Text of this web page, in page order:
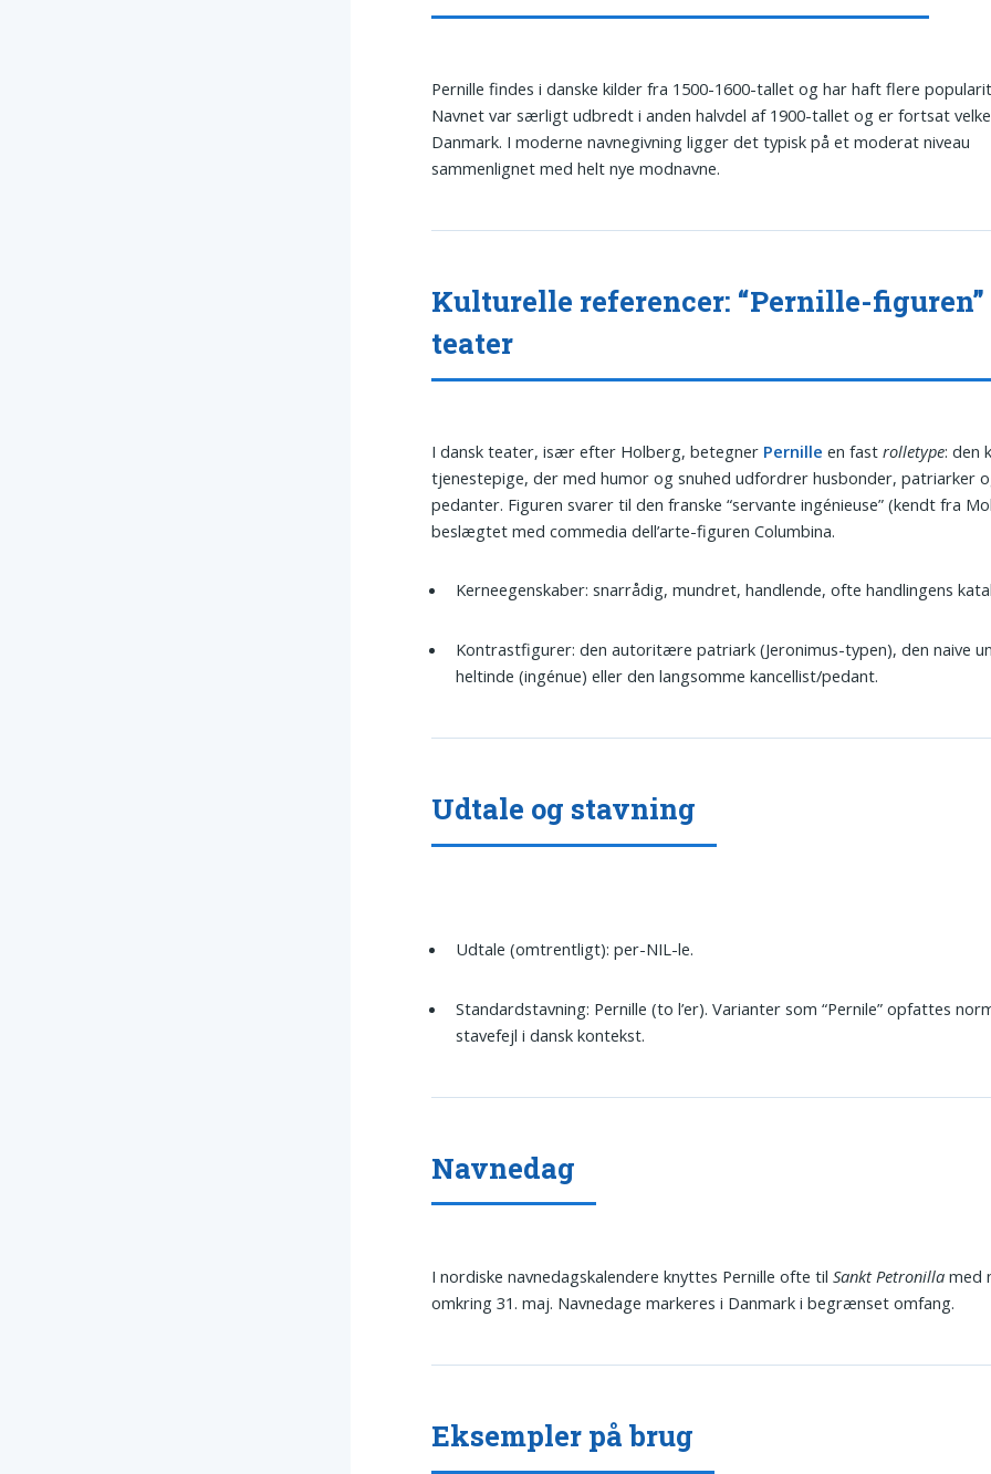
Pernille findes i danske kilder fra 1500-1600-tallet og har haft flere
Navnet var særligt udbredt i anden halvdel af 1900-tallet og er fortsat
Danmark. I moderne navnegivning ligger det typisk på et moderat niveau
sammenlignet med helt nye modnavne.
Kulturelle referencer: “Pernille-figuren”
teater
I dansk teater, især efter Holberg, betegner Pernille en fastrolletype: den
tjenestepige, der med humor og snuhed udfordrer husbonder, patriarker
pedanter. Figuren svarer til den franske “servante ingénieuse” (kendt fra
beslægtet med commedia dell’arte-figuren Columbina.
Kerneegenskaber: snarrådig, mundret, handlende, ofte handlingens
Kontrastfigurer: den autoritære patriark (Jeronimus-typen), den naive
heltinde (ingénue) eller den langsomme kancellist/pedant.
Udtale og stavning
Udtale (omtrentligt): per-NIL-le.
Standardstavning: Pernille (to l’er). Varianter som “Pernile” opfattes
stavefejl i dansk kontekst.
Navnedag
I nordiske navnedagskalendere knyttes Pernille ofte tilSankt Petronilla med
omkring 31. maj. Navnedage markeres i Danmark i begrænset omfang.
Eksempler på brug